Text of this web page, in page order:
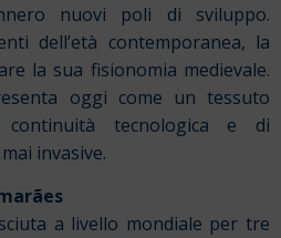
nuovi poli di sviluppo.
dell’età contemporanea, la
la sua fisionomia medievale.
oggi come un tessuto
tecnologica e di
invasive.
a livello mondiale per tre